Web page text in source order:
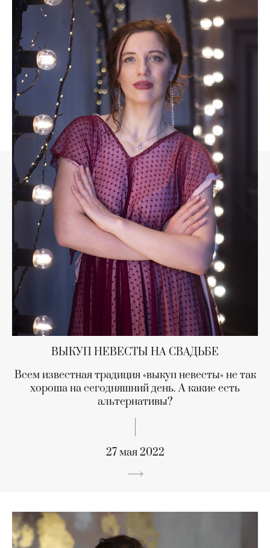
ВЫКУП НЕВЕСТЫ НА СВАДЬБЕ
Всем известная традиция «выкуп невесты» не так
хороша на сегодняшний день. А какие есть
альтернативы?
27 мая 2022